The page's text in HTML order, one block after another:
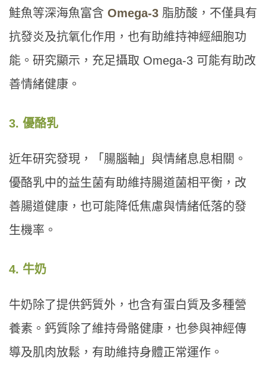
鮭魚等深海魚富含 Omega-3 脂肪酸，不僅具有
抗發炎及抗氧化作用，也有助維持神經細胞功
能。研究顯示，充足攝取 Omega-3 可能有助改
善情緒健康。
3. 優酪乳
近年研究發現，「腸腦軸」與情緒息息相關。
優酪乳中的益生菌有助維持腸道菌相平衡，改
善腸道健康，也可能降低焦慮與情緒低落的發
生機率。
4. 牛奶
牛奶除了提供鈣質外，也含有蛋白質及多種營
養素。鈣質除了維持骨骼健康，也參與神經傳
導及肌肉放鬆，有助維持身體正常運作。